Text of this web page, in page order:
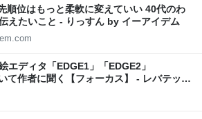
順位はもっと柔軟に変えていい 40代のわ
えたいこと - りっすん by イーアイデム
エディタ「EDGE1」「EDGE2」
て作者に聞く【フォーカス】 - レバテック